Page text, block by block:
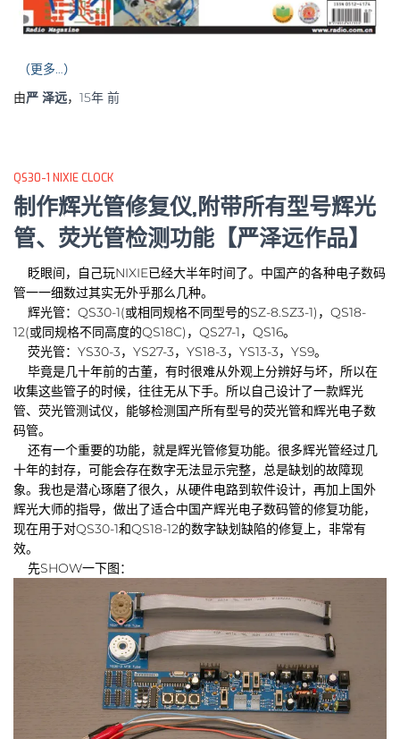
（更多…）
由严 泽远， 15年 前
QS30-1 NIXIE CLOCK
制作辉光管修复仪,附带所有型号辉光
管、荧光管检测功能【严泽远作品】
眨眼间，自己玩NIXIE已经大半年时间了。中国产的各种电子数码
管一一细数过其实无外乎那么几种。
辉光管：QS30-1(或相同规格不同型号的SZ-8.SZ3-1)，QS18-
12(或同规格不同高度的QS18C)，QS27-1，QS16。
荧光管：YS30-3，YS27-3，YS18-3，YS13-3，YS9。
毕竟是几十年前的古董，有时很难从外观上分辨好与坏，所以在
收集这些管子的时候，往往无从下手。所以自己设计了一款辉光
管、荧光管测试仪，能够检测国产所有型号的荧光管和辉光电子数
码管。
还有一个重要的功能，就是辉光管修复功能。很多辉光管经过几
十年的封存，可能会存在数字无法显示完整，总是缺划的故障现
象。我也是潜心琢磨了很久，从硬件电路到软件设计，再加上国外
辉光大师的指导，做出了适合中国产辉光电子数码管的修复功能，
现在用于对QS30-1和QS18-12的数字缺划缺陷的修复上，非常有
效。
先SHOW一下图：